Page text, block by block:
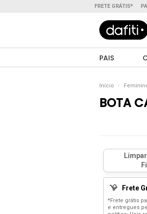
FRETE GRÁTIS*
PAIS
Início
BOTA
Frete
*Frete grátis
e entregues